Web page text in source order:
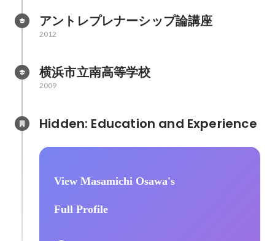
アントレプレナーシップ論講座
2012
横浜市立南高等学校
2009
View Masamichi Osawa's
Full Profile